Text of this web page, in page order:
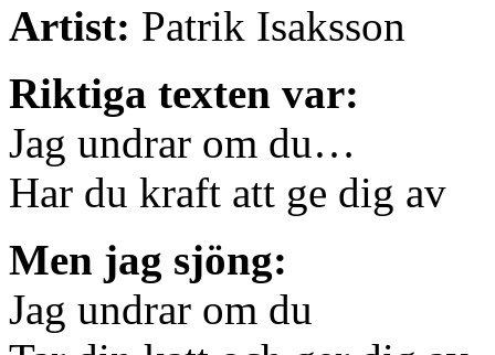
Artist: Patrik Isaksson
Riktiga texten var:
Jag undrar om du…
Har du kraft att ge dig av
Men jag sjöng:
Jag undrar om du